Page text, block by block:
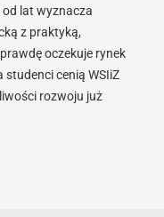
od lat wyznacza
z praktyką,
oczekuje rynek
cenią WSIiZ
rozwoju już